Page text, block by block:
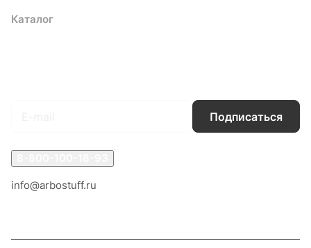
Каталог
Подписаться
info@arbostuff.ru